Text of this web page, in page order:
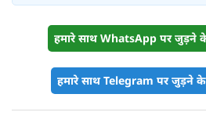
हमारे साथ WhatsApp पर जुड़ने
हमारे साथ Telegram पर जुड़ने